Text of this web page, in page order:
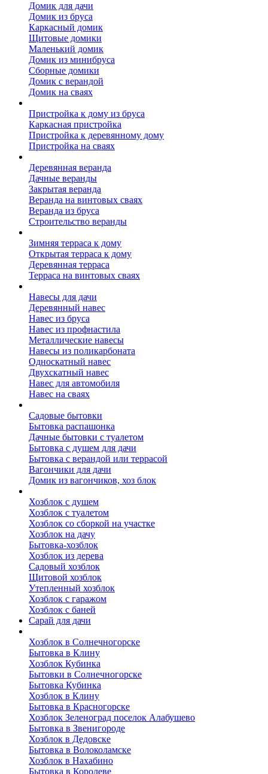
Домик для дачи
Домик из бруса
Каркасный домик
Щитовые домики
Маленький домик
Домик из минибруса
Сборные домики
Домик с верандой
Домик на сваях
Пристройка к дому из бруса
Каркасная пристройка
Пристройка к деревянному дому
Пристройка на сваях
Деревянная веранда
Дачные веранды
Закрытая веранда
Веранда на винтовых сваях
Веранда из бруса
Строительство веранды
Зимняя терраса к дому
Открытая терраса к дому
Деревянная терраса
Терраса на винтовых сваях
Навесы для дачи
Деревянный навес
Навес из бруса
Навес из профнастила
Металлические навесы
Навесы из поликарбоната
Односкатный навес
Двухскатный навес
Навес для автомобиля
Навес на сваях
Садовые бытовки
Бытовка распашонка
Дачные бытовки с туалетом
Бытовка с душем для дачи
Бытовка с верандой или террасой
Вагончики для дачи
Домик из вагончиков, хоз блок
Хозблок с душем
Хозблок с туалетом
Хозблок со сборкой на участке
Хозблок на дачу
Бытовка-хозблок
Хозблок из дерева
Садовый хозблок
Щитовой хозблок
Утепленный хозблок
Хозблок с гаражом
Хозблок с баней
Сарай для дачи
Хозблок в Солнечногорске
Бытовка в Клину
Хозблок Кубинка
Бытовки в Солнечногорске
Бытовка Кубинка
Хозблок в Клину
Бытовка в Красногорске
Хозблок Зеленоград поселок Алабушево
Бытовка в Звенигороде
Хозблок в Дедовске
Бытовка в Волоколамске
Хозблок в Нахабино
Бытовка в Королеве